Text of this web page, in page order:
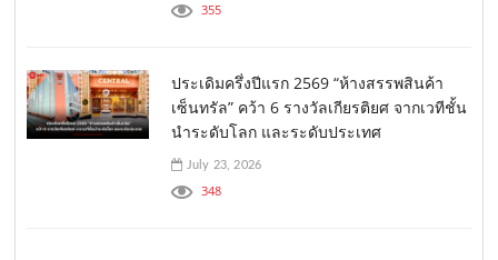
355
ประเดิมครึ่งปีแรก 2569 “ห้างสรรพสินค้า
เซ็นทรัล” คว้า 6 รางวัลเกียรติยศ จากเวทีชั้น
นำระดับโลก และระดับประเทศ
July 23, 2026
348